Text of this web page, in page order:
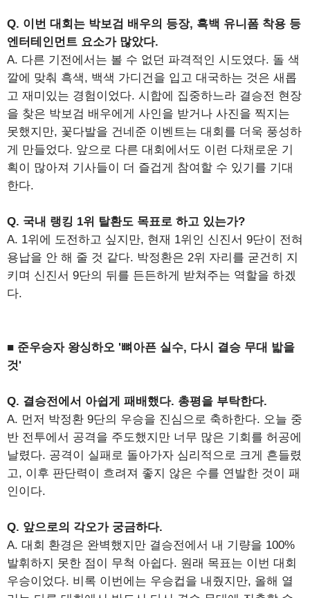
Q. 이번 대회는 박보검 배우의 등장, 흑백 유니폼 착용 등
엔터테인먼트 요소가 많았다.
A. 다른 기전에서는 볼 수 없던 파격적인 시도였다. 돌 색
깔에 맞춰 흑색, 백색 가디건을 입고 대국하는 것은 새롭
고 재미있는 경험이었다. 시합에 집중하느라 결승전 현장
을 찾은 박보검 배우에게 사인을 받거나 사진을 찍지는
못했지만, 꽃다발을 건네준 이벤트는 대회를 더욱 풍성하
게 만들었다. 앞으로 다른 대회에서도 이런 다채로운 기
획이 많아져 기사들이 더 즐겁게 참여할 수 있기를 기대
한다.
Q. 국내 랭킹 1위 탈환도 목표로 하고 있는가?
A. 1위에 도전하고 싶지만, 현재 1위인 신진서 9단이 전혀
용납을 안 해 줄 것 같다. 박정환은 2위 자리를 굳건히 지
키며 신진서 9단의 뒤를 든든하게 받쳐주는 역할을 하겠
다.
■ 준우승자 왕싱하오 '뼈아픈 실수, 다시 결승 무대 밟을
것'
Q. 결승전에서 아쉽게 패배했다. 총평을 부탁한다.
A. 먼저 박정환 9단의 우승을 진심으로 축하한다. 오늘 중
반 전투에서 공격을 주도했지만 너무 많은 기회를 허공에
날렸다. 공격이 실패로 돌아가자 심리적으로 크게 흔들렸
고, 이후 판단력이 흐려져 좋지 않은 수를 연발한 것이 패
인이다.
Q. 앞으로의 각오가 궁금하다.
A. 대회 환경은 완벽했지만 결승전에서 내 기량을 100%
발휘하지 못한 점이 무척 아쉽다. 원래 목표는 이번 대회
우승이었다. 비록 이번에는 우승컵을 내줬지만, 올해 열